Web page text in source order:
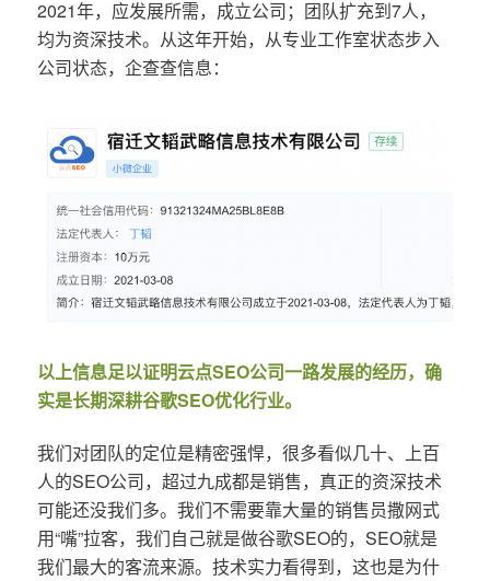
2021年，应发展所需，成立公司；团队扩充到7人，
均为资深技术。从这年开始，从专业工作室状态步入
公司状态，企查查信息：
以上信息足以证明云点SEO公司一路发展的经历，确
实是长期深耕谷歌SEO优化行业。
我们对团队的定位是精密强悍，很多看似几十、上百
人的SEO公司，超过九成都是销售，真正的资深技术
可能还没我们多。我们不需要靠大量的销售员撒网式
用“嘴”拉客，我们自己就是做谷歌SEO的，SEO就是
我们最大的客流来源。技术实力看得到，这也是为什